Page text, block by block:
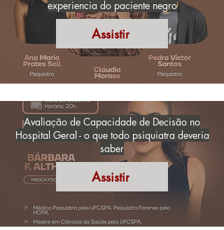
experiencia do paciente negro
Assistir
Avaliação de Capacidade de Decisão no
Hospital Geral - o que todo psiquiatra deveria
saber
Assistir